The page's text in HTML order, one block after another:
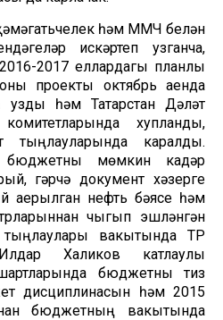
һәм ММЧ белән
искәртеп узганча,
2017 еллардагы планлы
проекты октябрь аенда
һәм Татарстан Дәүләт
хупланды,
тыңлауларында каралды.
бюджетны мөмкин кадәр
гәрчә документ хәзерге
аерылган нефть бәясе һәм
чыгып эшләнгән
вакытында ТР
Халиков катлаулы
бюджетны тиз
дисциплинасын һәм 2015
бюджетның вакытында